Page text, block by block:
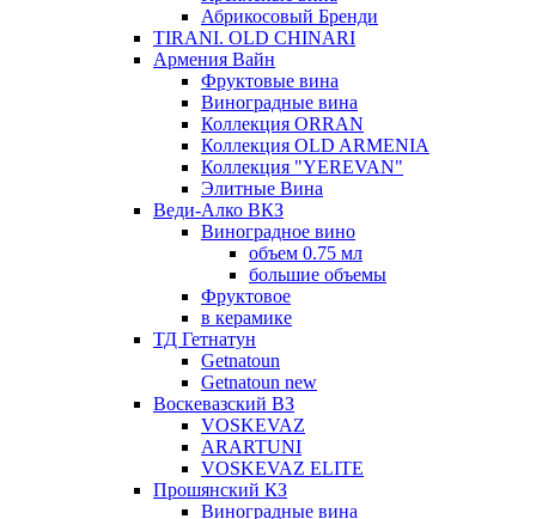
Абрикосовый Бренди
TIRANI. OLD CHINARI
Армения Вайн
Фруктовые вина
Виноградные вина
Коллекция ORRAN
Коллекция OLD ARMENIA
Коллекция "YEREVAN"
Элитные Вина
Веди-Алко ВКЗ
Виноградное вино
объем 0.75 мл
большие объемы
Фруктовое
в керамике
ТД Гетнатун
Getnatoun
Getnatoun new
Воскевазский ВЗ
VOSKEVAZ
ARARTUNI
VOSKEVAZ ELITE
Прошянский КЗ
Виноградные вина